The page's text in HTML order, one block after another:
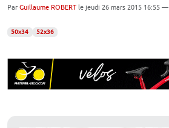
Par Guillaume ROBERT le jeudi 26 mars 2015 16:55 —
50x34 52x36